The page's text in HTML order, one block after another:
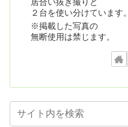
２台を使い分けています。
※掲載した写真の
無断使用は禁じます。